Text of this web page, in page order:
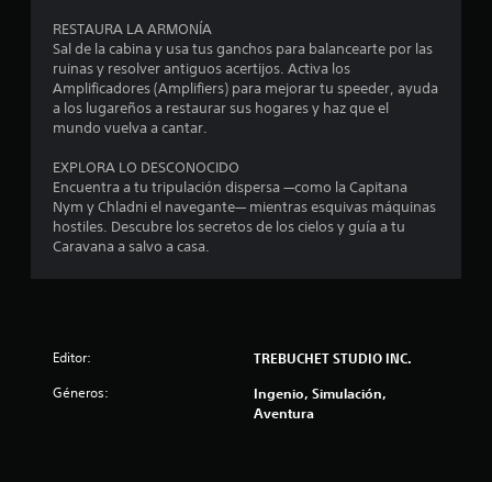
RESTAURA LA ARMONÍA
Sal de la cabina y usa tus ganchos para balancearte por las
ruinas y resolver antiguos acertijos. Activa los
Amplificadores (Amplifiers) para mejorar tu speeder, ayuda
a los lugareños a restaurar sus hogares y haz que el
mundo vuelva a cantar.
EXPLORA LO DESCONOCIDO
Encuentra a tu tripulación dispersa —como la Capitana
Nym y Chladni el navegante— mientras esquivas máquinas
hostiles. Descubre los secretos de los cielos y guía a tu
Caravana a salvo a casa.
Editor: TREBUCHET STUDIO INC.
Géneros:
Ingenio, Simulación,
Aventura